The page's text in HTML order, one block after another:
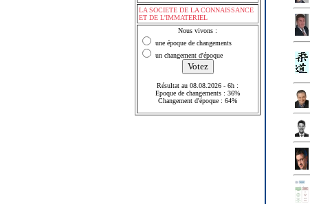
LA SOCIETE DE LA CONNAISSANCE
ET DE L'IMMATERIEL
Nous vivons :
une époque de changements
un changement d'époque
Résultat au 08.08.2026 - 6h :
Epoque de changements : 36%
Changement d'époque : 64%